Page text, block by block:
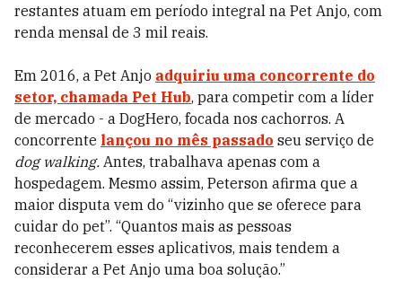
restantes atuam em período integral na Pet Anjo, com
renda mensal de 3 mil reais.
Em 2016, a Pet Anjo adquiriu uma concorrente do
setor, chamada Pet Hub, para competir com a líder
de mercado - a DogHero, focada nos cachorros. A
concorrente lançou no mês passado seu serviço de
dog walking. Antes, trabalhava apenas com a
hospedagem. Mesmo assim, Peterson afirma que a
maior disputa vem do “vizinho que se oferece para
cuidar do pet”. “Quantos mais as pessoas
reconhecerem esses aplicativos, mais tendem a
considerar a Pet Anjo uma boa solução.”